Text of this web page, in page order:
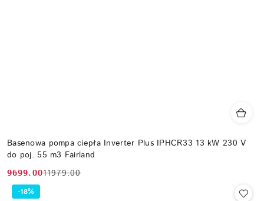
Basenowa pompa ciepła Inverter Plus IPHCR33 13 kW 230 V
do poj. 55 m3 Fairland
Cena
promocyjna:
9699.00
Cena
przed
11979.00
-18%